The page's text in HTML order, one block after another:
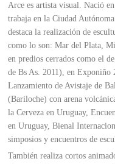
Arce es artista visual. Nació
trabaja en la Ciudad
destaca la realización de
como lo son: Mar del Plata,
en predios cerrados como el
de Bs As. 2011), en Exponiño
Lanzamiento de Avistaje de
(Bariloche) con arena
la Cerveza en Uruguay,
en Uruguay, Bienal
simposios y encuentros de
También realiza cortos